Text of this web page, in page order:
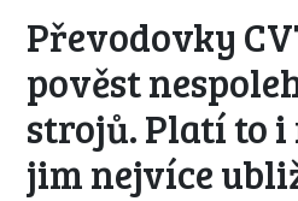
Převodovky
pověst
strojů. Platí to i
jim nejvíce